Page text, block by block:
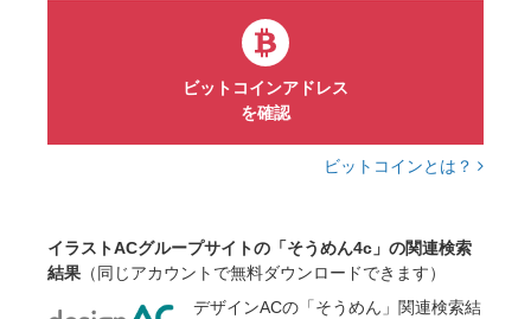
ビットコインアドレス
を確認
ビットコインとは？
イラストACグループサイトの「そうめん4c」の関連検索
結果 （同じアカウントで無料ダウンロードできます）
デザインACの「そうめん」関連検索結